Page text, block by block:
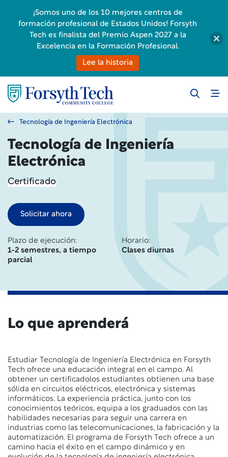
Tecnología de Ingeniería Electrónica
Tecnología de Ingeniería
Electrónica
Certificado
Solicitar ahora
Plazo de ejecución:
1-2 semestres, a tiempo
parcial
Horario:
Clases diurnas
Lo que aprenderá
Estudiar Tecnología de Ingeniería Electrónica en Forsyth
Tech ofrece una educación integral en el campo. Al
obtener un certificadolos estudiantes obtienen una base
sólida en circuitos eléctricos, electrónica y sistemas
informáticos. La experiencia práctica, junto con los
conocimientos teóricos, equipa a los graduados con las
habilidades necesarias para seguir una carrera en
industrias como las telecomunicaciones, la fabricación y la
automatización. El programa de Forsyth Tech ofrece a un
camino hacia el éxito en el campo dinámico y en
¡Somos uno de los 10 mejores centros de
formación profesional de Estados Unidos! Forsyth
Tech es finalista del Premio Aspen 2027 a la
Excelencia en la Formación Profesional.
Lee la historia